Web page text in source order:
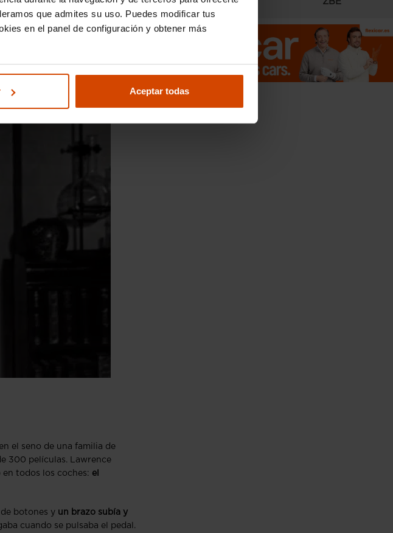
que admites su uso. Puedes modificar tus
en el panel de configuración y obtener más
Aceptar todas
artística. Sin embargo,
un sistema que usaba
al
el seno de una familia de
300 películas. Lawrence
todos los coches: el
botones y un brazo subía y
cuando se pulsaba el pedal.